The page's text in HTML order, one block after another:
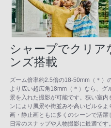
シャープでクリア
ンズ搭載
ズーム倍率約2.5倍の18-50mm（＊）
より広い超広角18mm（＊）なら、グ
景を入れた撮影が可能です。狭い室
ンにより風景や街並みや高いビルを
画・静止画ともに多くのシーンで活
日常のスナップや人物撮影に最適です